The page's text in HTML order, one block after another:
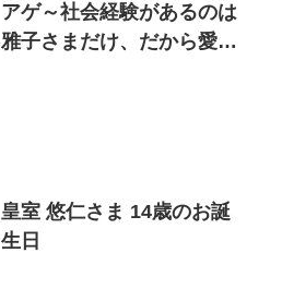
アゲ～社会経験があるのは
雅子さまだけ、だから愛子
皇室 悠仁さま 14歳のお誕
生日